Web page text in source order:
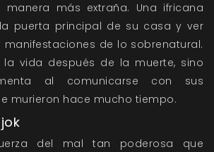
más extraña. Una ifricana
puerta principal de su casa y ver
de lo sobrenatural.
vida después de la muerte, sino
al comunicarse con sus
murieron hace mucho tiempo.
del mal tan poderosa que